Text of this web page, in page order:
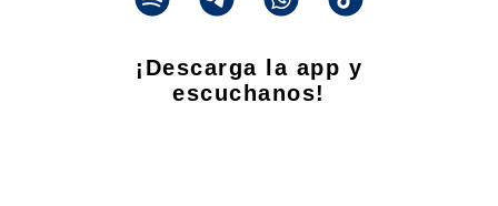
¡Descarga la app y
escuchanos!